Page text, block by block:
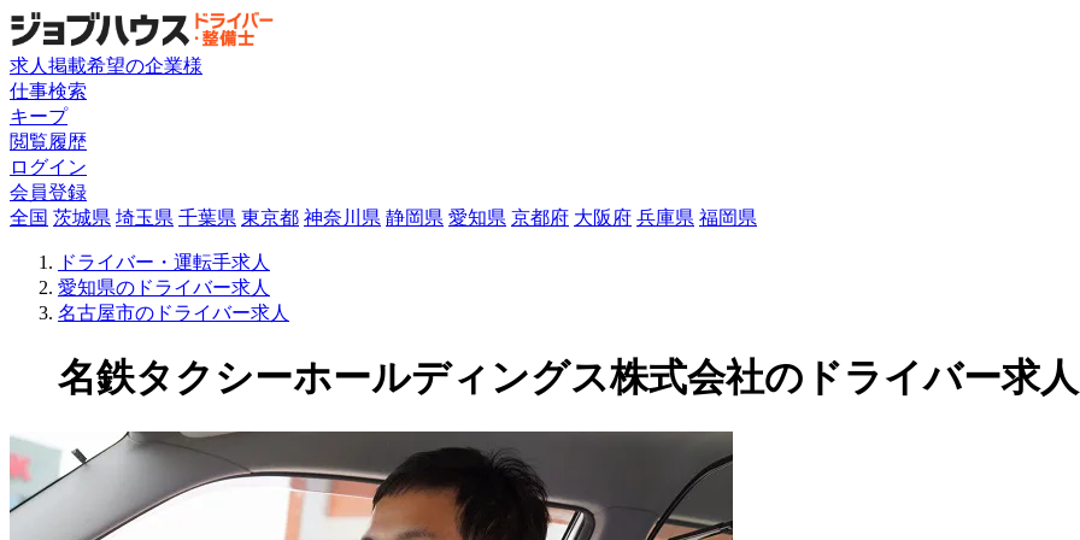
求人掲載希望の企業様
仕事検索
キープ
閲覧履歴
ログイン
会員登録
全国 茨城県 埼玉県 千葉県 東京都 神奈川県 静岡県 愛知県 京都府 大阪府 兵庫県 福岡県
ドライバー・運転手求人
愛知県のドライバー求人
名古屋市のドライバー求人
名鉄タクシーホールディングス株式会社のドライバー求